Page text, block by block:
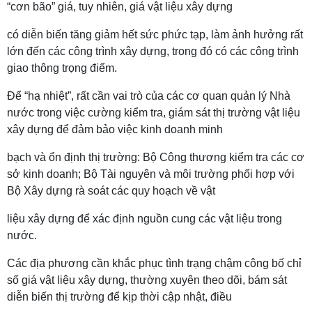
“cơn bão” giá, tuy nhiên, giá vật liệu xây dựng
có diễn biến tăng giảm hết sức phức tạp, làm ảnh hưởng rất
lớn đến các công trình xây dựng, trong đó có các công trình
giao thông trọng điểm.
Để “hạ nhiệt”, rất cần vai trò của các cơ quan quản lý Nhà
nước trong việc cường kiểm tra, giám sát thị trường vật liệu
xây dựng để đảm bảo việc kinh doanh minh
bạch và ổn định thị trường: Bộ Công thương kiểm tra các cơ
sở kinh doanh; Bộ Tài nguyên và môi trường phối hợp với
Bộ Xây dựng rà soát các quy hoạch về vật
liệu xây dựng để xác định nguồn cung các vật liệu trong
nước.
Các địa phương cần khắc phục tình trạng chậm công bố chỉ
số giá vật liệu xây dựng, thường xuyên theo dõi, bám sát
diễn biến thị trường để kịp thời cập nhật, điều